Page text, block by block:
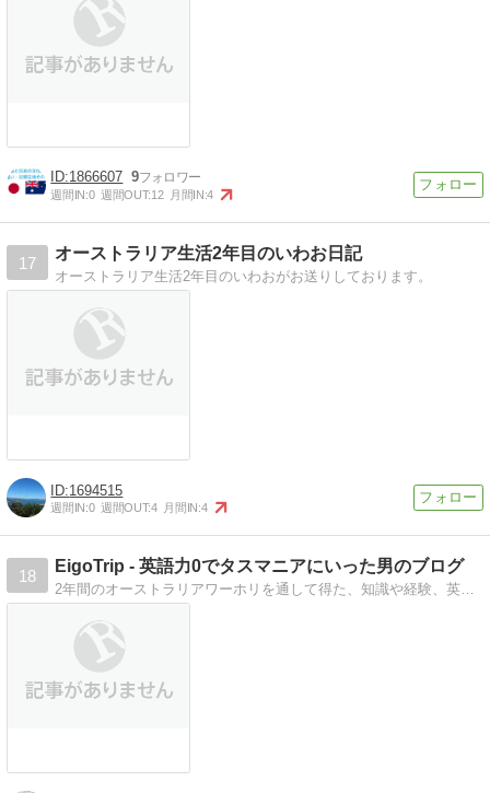
1866607 9
週間IN:0 週間OUT:12 月間IN:4
17
オーストラリア生活2年目のいわお日記
オーストラリア生活2年目のいわおがお送りしております。
1694515
週間IN:0 週間OUT:4 月間IN:4
18
EigoTrip - 英語力0でタスマニアにいった男のブログ
2年間のオーストラリアワーホリを通して得た、知識や経験、英語関係のTipsなどをシェアしております。